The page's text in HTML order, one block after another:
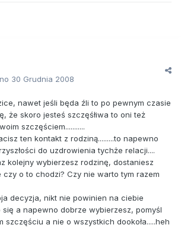
30 Grudnia 2008
nawet jeśli będa źli to po pewnym czasie
że skoro jesteś szczęśłiwa to oni też
szczęściem...........
ten kontakt z rodziną.........to napewno
do uzdrowienia tychże relacji....
kolejny wybierzesz rodzinę, dostaniesz
czy o to chodzi? Czy nie warto tym razem
decyzja, nikt nie powinien na ciebie
się a napewno dobrze wybierzesz, pomyśl
szczęściu a nie o wszystkich dookoła.....heh